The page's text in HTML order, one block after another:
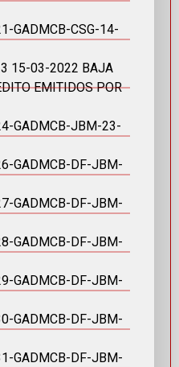
GADMCB-CSG-14-
15-03-2022 BAJA
EMITIDOS POR
GADMCB-JBM-23-
GADMCB-DF-JBM-
GADMCB-DF-JBM-
GADMCB-DF-JBM-
GADMCB-DF-JBM-
GADMCB-DF-JBM-
GADMCB-DF-JBM-